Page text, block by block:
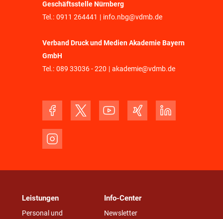
Geschäftsstelle Nürnberg
Tel.: 0911 264441 info.nbg@vdmb.de
Verband Druck und Medien Akademie Bayern
GmbH
Tel.: 089 33036 - 220 | akademie@vdmb.de
Leistungen
Personal und
Info-Center
Newsletter